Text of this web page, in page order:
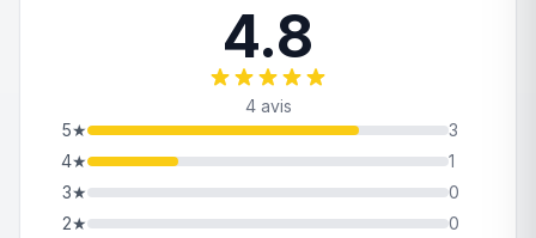
4.8
4 avis
5★
3
4★
1
3★
0
2★
0